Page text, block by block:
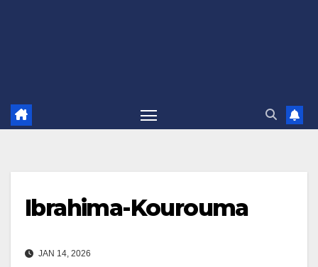
Ibrahima-Kourouma
JAN 14, 2026